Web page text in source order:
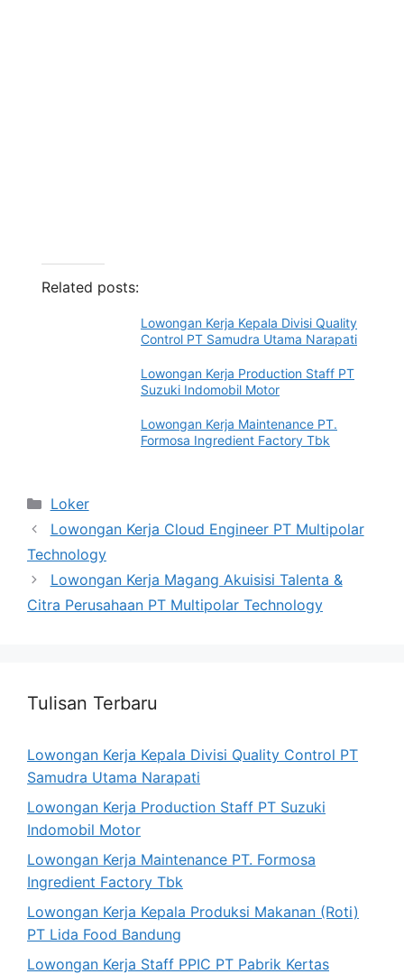
Related posts:
Lowongan Kerja Kepala Divisi Quality
Control PT Samudra Utama Narapati
Lowongan Kerja Production Staff PT
Suzuki Indomobil Motor
Lowongan Kerja Maintenance PT.
Formosa Ingredient Factory Tbk
Categories
Loker
Lowongan Kerja Cloud Engineer PT Multipolar
Technology
Lowongan Kerja Magang Akuisisi Talenta &
Citra Perusahaan PT Multipolar Technology
Tulisan Terbaru
Lowongan Kerja Kepala Divisi Quality Control PT
Samudra Utama Narapati
Lowongan Kerja Production Staff PT Suzuki
Indomobil Motor
Lowongan Kerja Maintenance PT. Formosa
Ingredient Factory Tbk
Lowongan Kerja Kepala Produksi Makanan (Roti)
PT Lida Food Bandung
Lowongan Kerja Staff PPIC PT Pabrik Kertas